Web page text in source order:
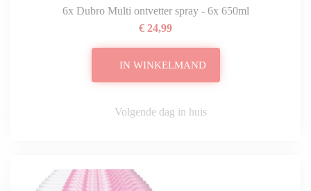
6x Dubro Multi ontvetter spray - 6x 650ml
€ 24,99
IN WINKELMAND
Volgende dag in huis